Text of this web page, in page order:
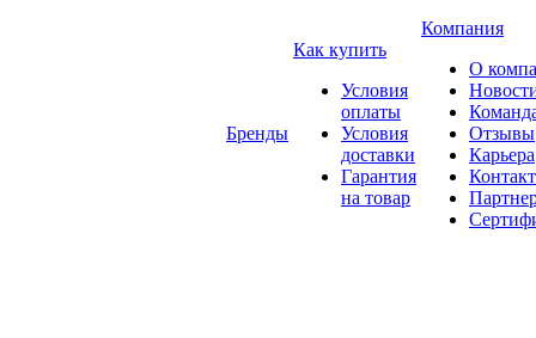
Бренды
Как купить
Условия
оплаты
Условия
доставки
Гарантия
на товар
Компания
О
Отзывы
Карьера